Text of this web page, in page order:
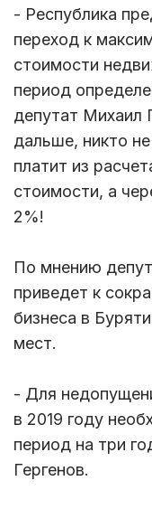
- Республика
переход к
стоимости
период
депутат Михаил
дальше, никто
платит из
стоимости, а
2%!
По мнению
приведет к
бизнеса в
мест.
- Для
в 2019 году
период на три
Гергенов.